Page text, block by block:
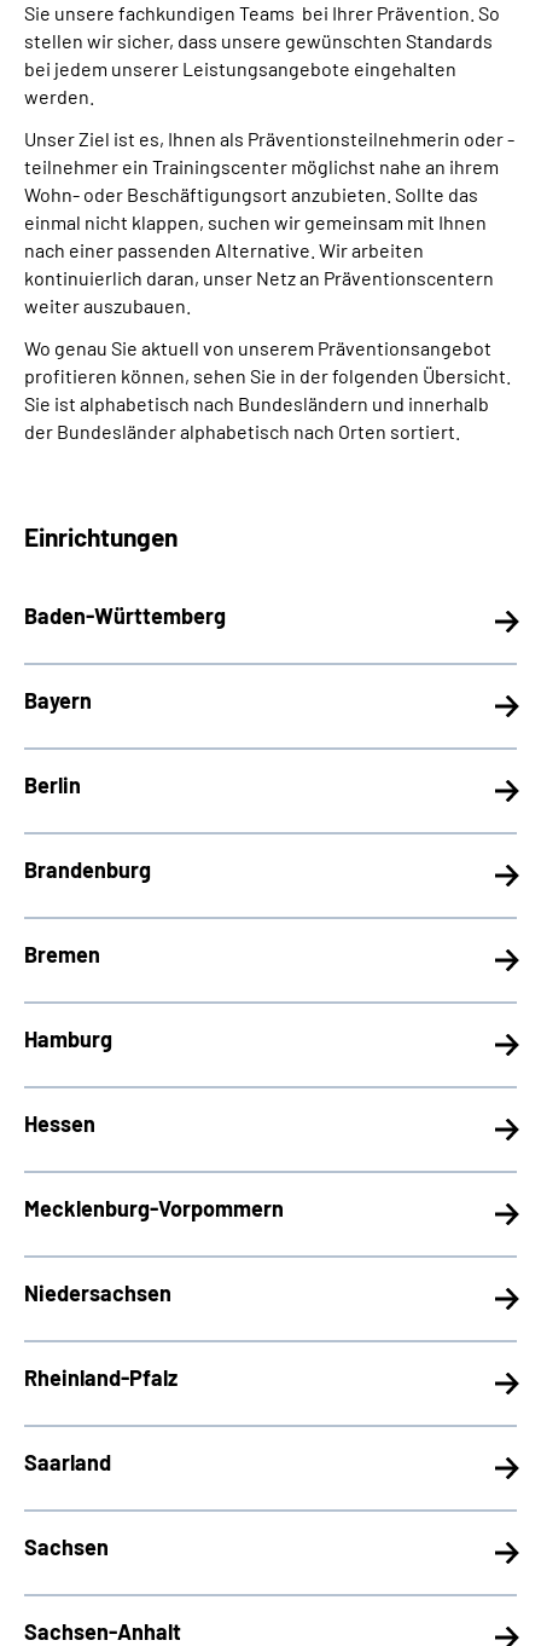
Inhalte in Gebärdensprache (DGS)
Leichte Sprache
Mein Kundenportal
Sie unsere fachkundigen Teams bei Ihrer Prävention. So
stellen wir sicher, dass unsere gewünschten Standards
bei jedem unserer Leistungsangebote eingehalten
werden.
Unser Ziel ist es, Ihnen als Präventionsteilnehmerin oder -
teilnehmer ein Trainingscenter möglichst nahe an ihrem
Wohn- oder Beschäftigungsort anzubieten. Sollte das
einmal nicht klappen, suchen wir gemeinsam mit Ihnen
nach einer passenden Alternative. Wir arbeiten
kontinuierlich daran, unser Netz an Präventionscentern
weiter auszubauen.
Wo genau Sie aktuell von unserem Präventionsangebot
profitieren können, sehen Sie in der folgenden Übersicht.
Sie ist alphabetisch nach Bundesländern und innerhalb
der Bundesländer alphabetisch nach Orten sortiert.
Einrichtungen
Baden-Württemberg
Bayern
Berlin
Brandenburg
Bremen
Hamburg
Hessen
Mecklenburg-Vorpommern
Niedersachsen
Rheinland-Pfalz
Saarland
Sachsen
Sachsen-Anhalt